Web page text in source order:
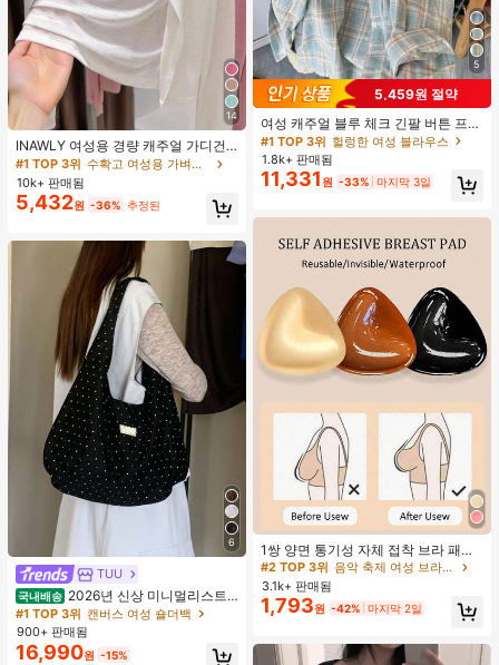
14
INAWLY 여성용 경량 캐주얼 가디건,
여름
#1 TOP 3위
수확고 여성용 가벼운 카디건
10k+ 판매됨
5,432원 -36% 추정된
6
TUU
국내배송 2026년 신상 미니멀리스트
도트 캔버스 토트백, 대용량 캐주얼 다
용도 통근 숄더 핸드백
#1 TOP 3위 캔버스 여성 숄더백
900+ 판매됨
16,990원 -15%
5
5,459원 절약
여성 캐주얼 블루 체크 긴팔 버튼 프론
트 폴리에스터 셔츠, 레귤러 핏, 봄 의
류, 편안한 스타일
#1 TOP 3위 헐렁한 여성 블라우스
1.8k+ 판매됨
11,331 원 -33% 마지막 3일
1쌍 양면 통기성 자체 접착 브라 패드,
두꺼워진 삼각형 푸쉬업 디자인, 재사
용 가능, 보이지 않는 비키니 브라 삽
입물, 수영에 적합
#2 TOP 3위
음악 축제 여성 브라 액세서리
거의 매진!
#2 TOP 3위
음악 축제 여성 브라 액세서리
거의 매진!
#2 TOP 3위
음악 축제 여성 브라 액세서리
거의 매진!
#2 TOP 3위
3.1k+ 판매됨
1,793원 -42% 마지막 2일